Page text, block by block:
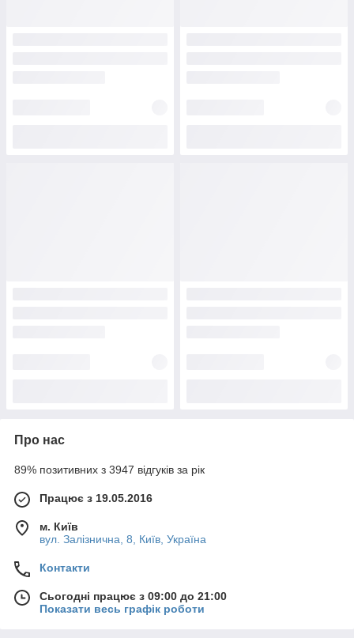
Про нас
89% позитивних з 3947 відгуків за рік
Працює з 19.05.2016
м. Київ
вул. Залізнична, 8, Київ, Україна
Контакти
Сьогодні працює з 09:00 до 21:00
Показати весь графік роботи